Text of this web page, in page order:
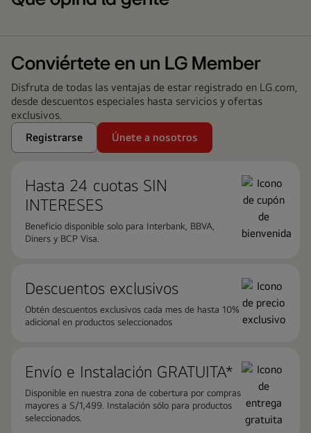
Conviértete en un LG Member
Disfruta de todas las ventajas de estar registrado en LG.com,
desde descuentos especiales hasta servicios y ofertas
exclusivos.
Registrarse
Únete a nosotros
Hasta 24 cuotas ​SIN
INTERESES
Beneficio disponible solo para Interbank, BBVA,
Diners y BCP Visa.
Descuentos exclusivos
Obtén descuentos exclusivos cada mes de hasta 10%
adicional en productos seleccionados
Envío e Instalación GRATUITA*
Disponible en nuestra zona de cobertura por compras
mayores a S/1,499. Instalación sólo para productos
seleccionados.